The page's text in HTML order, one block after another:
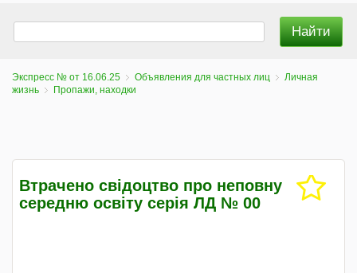
Экспресс № от 16.06.25 Объявления для частных лиц
Личная
жизнь
Пропажи, находки
Втрачено свідоцтво про неповну
середню освіту серія ЛД № 00